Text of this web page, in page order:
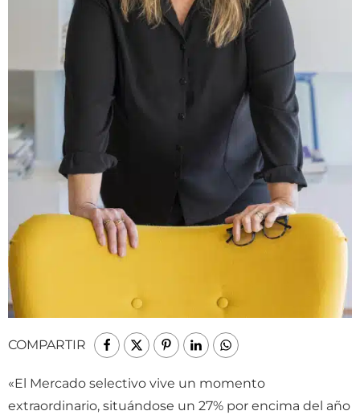
COMPARTIR
«El Mercado selectivo vive un momento
extraordinario, situándose un 27% por encima del año